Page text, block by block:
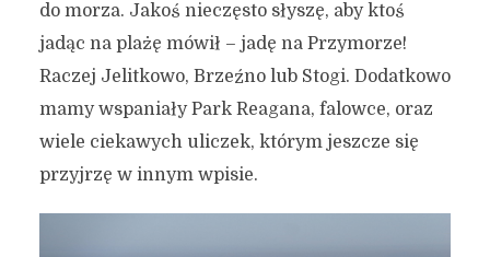
do morza. Jakoś nieczęsto słyszę, aby ktoś
jadąc na plażę mówił – jadę na Przymorze!
Raczej Jelitkowo, Brzeźno lub Stogi. Dodatkowo
mamy wspaniały Park Reagana, falowce, oraz
wiele ciekawych uliczek, którym jeszcze się
przyjrzę w innym wpisie.